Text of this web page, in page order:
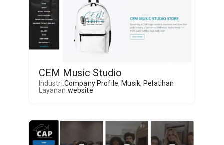
CEM Music Studio
Industri:Company Profile, Musik, Pelatihan
Layanan:website